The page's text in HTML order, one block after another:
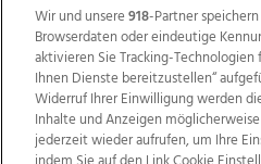
TV1 di-mog-i.at
Wir und unsere918-Partner
Browserdaten oder eindeutige
aktivieren Sie Tracking-
Ihnen Dienste bereitzustellen“
Widerruf Ihrer Einwilligung werden
Inhalte und Anzeigen
jederzeit wieder aufrufen, um Ihre